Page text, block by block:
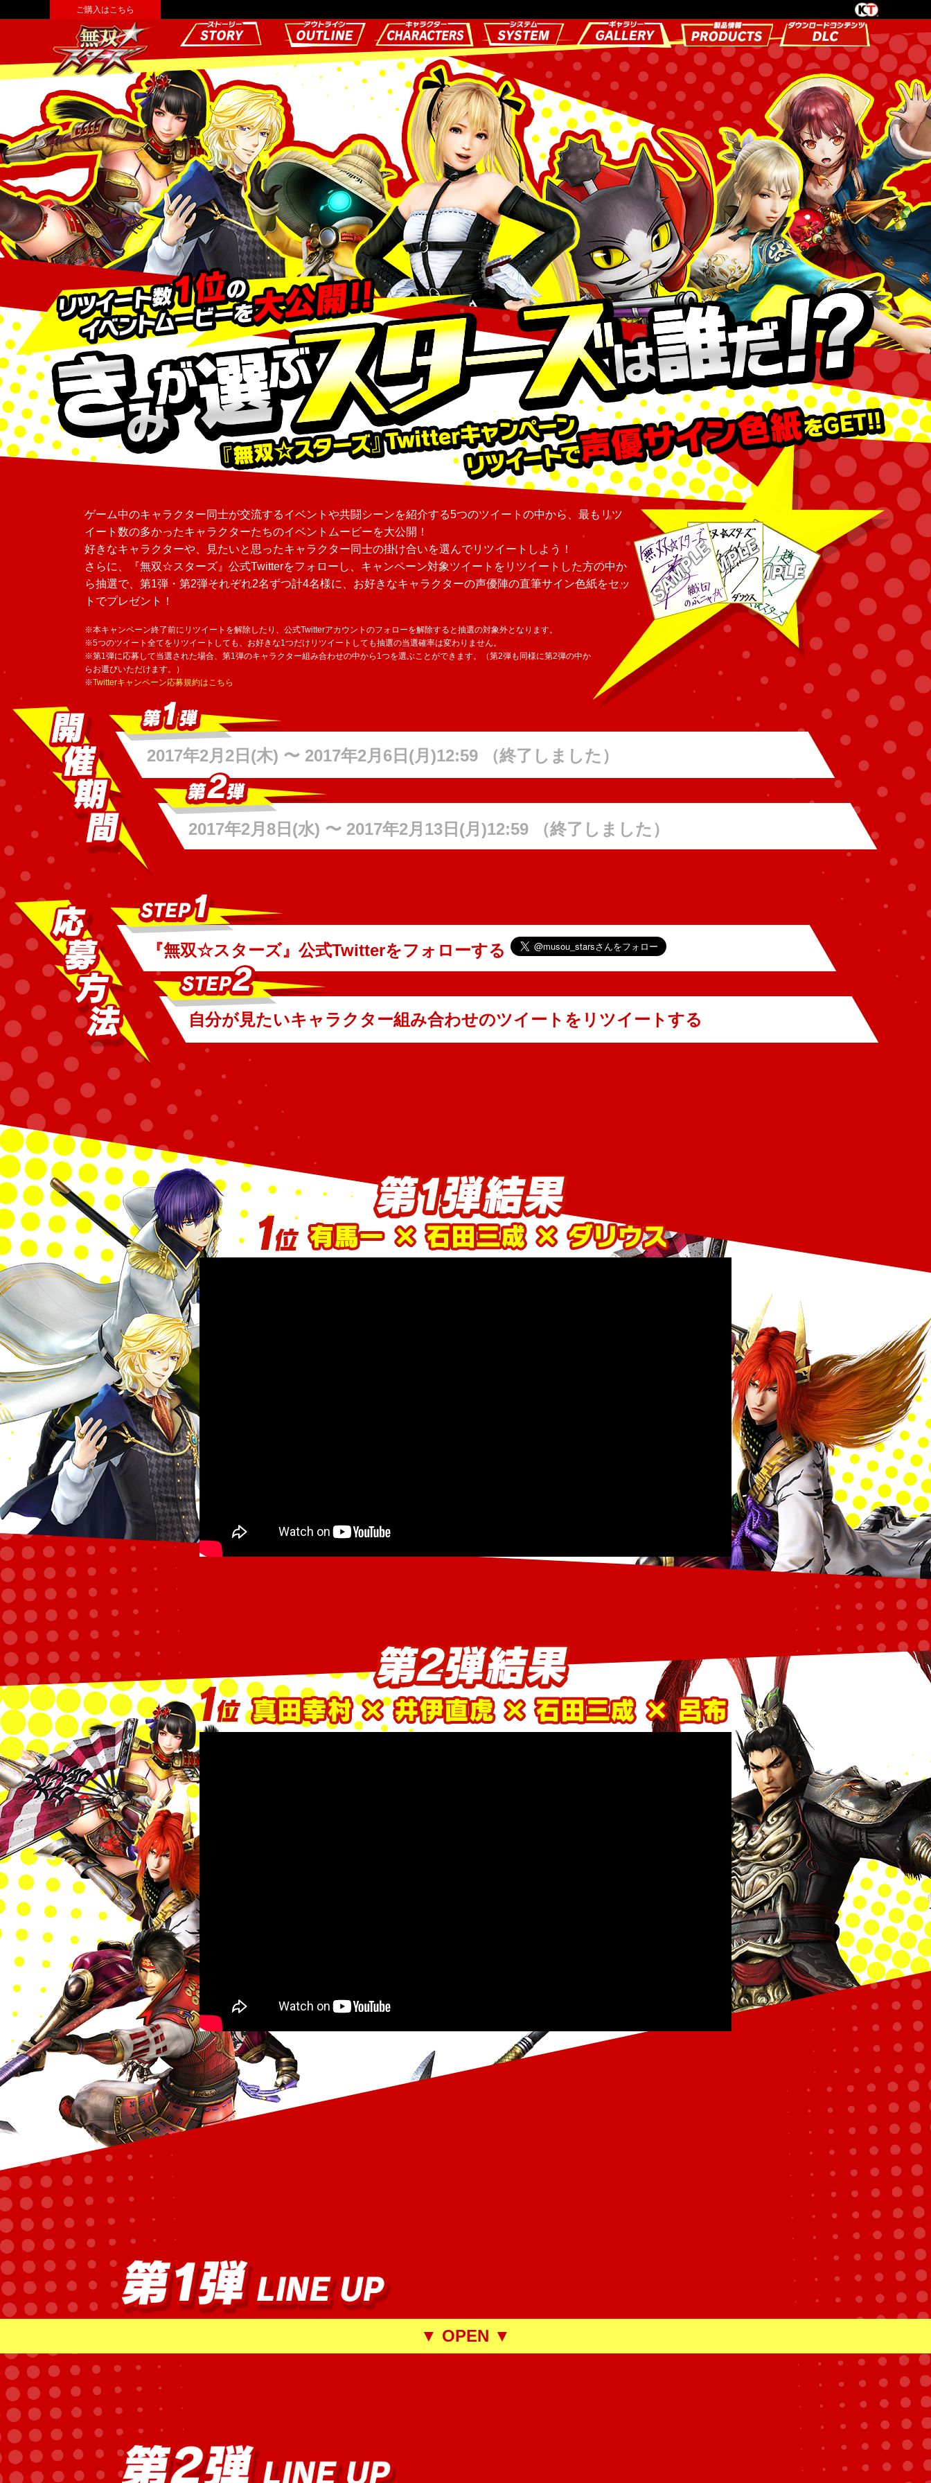
ご購入はこちら
ゲーム中のキャラクター同士が交流するイベントや共闘シーンを紹介する5つのツイートの中から、最もリツ
イート数の多かったキャラクターたちのイベントムービーを大公開！
好きなキャラクターや、見たいと思ったキャラクター同士の掛け合いを選んでリツイートしよう！
さらに、『無双☆スターズ』公式Twitterをフォローし、キャンペーン対象ツイートをリツイートした方の中か
ら抽選で、第1弾・第2弾それぞれ2名ずつ計4名様に、お好きなキャラクターの声優陣の直筆サイン色紙をセッ
トでプレゼント！
※本キャンペーン終了前にリツイートを解除したり、公式Twitterアカウントのフォローを解除すると抽選の対象外となります。
※5つのツイート全てをリツイートしても、お好きな1つだけリツイートしても抽選の当選確率は変わりません。
※第1弾に応募して当選された場合、第1弾のキャラクター組み合わせの中から1つを選ぶことができます。（第2弾も同様に第2弾の中か
らお選びいただけます。）
※Twitterキャンペーン応募規約はこちら
2017年2月2日(木) 〜 2017年2月6日(月)12:59 （終了しました）
2017年2月8日(水) 〜 2017年2月13日(月)12:59 （終了しました）
『無双☆スターズ』公式Twitterをフォローする
自分が見たいキャラクター組み合わせのツイートをリツイートする
▼ OPEN ▼